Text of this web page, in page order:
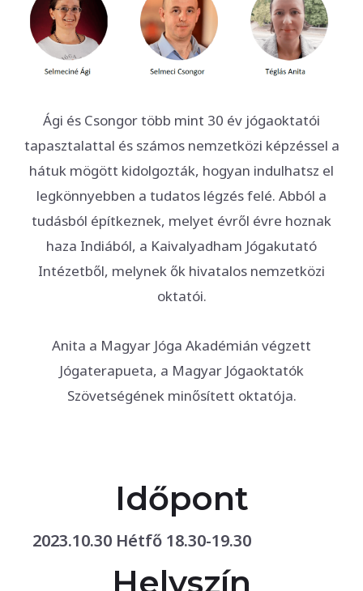
Ági és Csongor több mint 30 év jógaoktatói
tapasztalattal és számos nemzetközi képzéssel a
hátuk mögött kidolgozták, hogyan indulhatsz el
legkönnyebben a tudatos légzés felé. Abból a
tudásból építkeznek, melyet évről évre hoznak
haza Indiából, a Kaivalyadham Jógakutató
Intézetből, melynek ők hivatalos nemzetközi
oktatói.
Anita a Magyar Jóga Akadémián végzett
Jógaterapueta, a Magyar Jógaoktatók
Szövetségének minősített oktatója.
Időpont
2023.10.30 Hétfő 18.30-19.30
Helyszín